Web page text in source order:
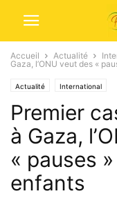
Accueil Actualité
Gaza, l’ONU veut des «
Actualité International
Premier
à Gaza,
« pauses
enfants